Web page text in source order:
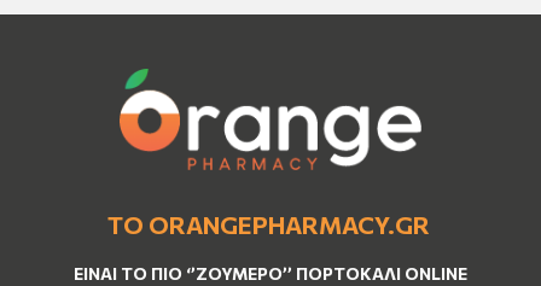
ΤΟ ORANGEPHARMACY.GR
ΕΊΝΑΙ ΤO ΠΙΟ ‘’ΖΟΥΜΕΡΌ’’ ΠΟΡΤΟΚΑΛΊ ΟNLINE